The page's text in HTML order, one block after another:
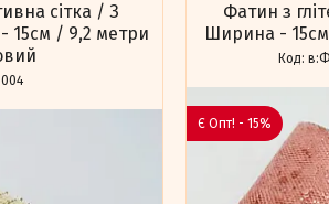
сітка / З
/ 9,2 метри
Фатин з
Ширина -
Є Опт! - 15%